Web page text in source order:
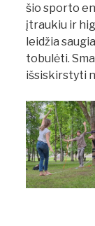
šio sporto
įtraukiu ir
leidžia
tobulėti.
išsiskirstyti